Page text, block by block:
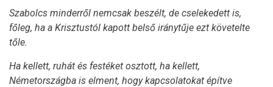
Szabolcs minderről nemcsak beszélt, de cselekedett is,
főleg, ha a Krisztustól kapott belső iránytűje ezt követelte
tőle.
Ha kellett, ruhát és festéket osztott, ha kellett,
Németországba is elment, hogy kapcsolatokat építve